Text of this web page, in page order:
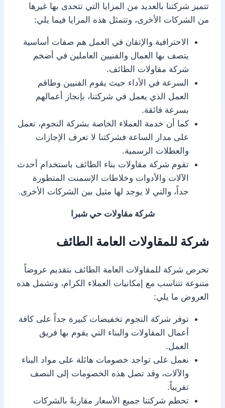
تتميز شركتنا بالعديد من المزايا التي تتحدى بها غيرها
من الشركات الأخرى، وتتمثل هذه المزايا فيما يلي:
الاحترافية والإتقان في العمل هم صفات أساسية
يتصف بها العمال والفنيين العاملين في أضخم
شركة مقاولات الطائف.
السرعة في الأداء حيث يقوم الفنيين وطاقم
العمل الذي يعمل في شركتنا، بإنجاز أعمالهم
بسرعة فائقة.
كما أن خدمة العملاء الخاصة بشركة النجوم، تعمل
على مدار الساعة فشركتنا لا تعرف الإجازات
والعطلات الرسمية.
تقوم شركة مقاولات بناء الطائف باستخدام أحدث
الآلات والأدوات وخلاطات الإسمنت المتطورة
جداً، والتي لا يوجد لها مثيل بين الشركات الأخرى.
شركة مقاولات حي شبرا
شركة للمقاولات العامة الطائف
تحرص شركة للمقاولات العامة الطائف بتقديم عروضاً
متنوعة تتناسب مع إمكانيات العملاء الكرام، وتشمل هذه
العروض ما يلي:
توفر شركة النجوم تخفيضات كبيرة جداً على كافة
أعمال المقاولات والبناء التي يقوم بها فريق
العمل.
نعمل على تواجد خصومات هائلة على مواد البناء
والآلات، وقد تصل هذه الخصومات إلى النصف
تقريباً.
تحطم شركتنا جميع الأسعار مقارنةً بالشركات